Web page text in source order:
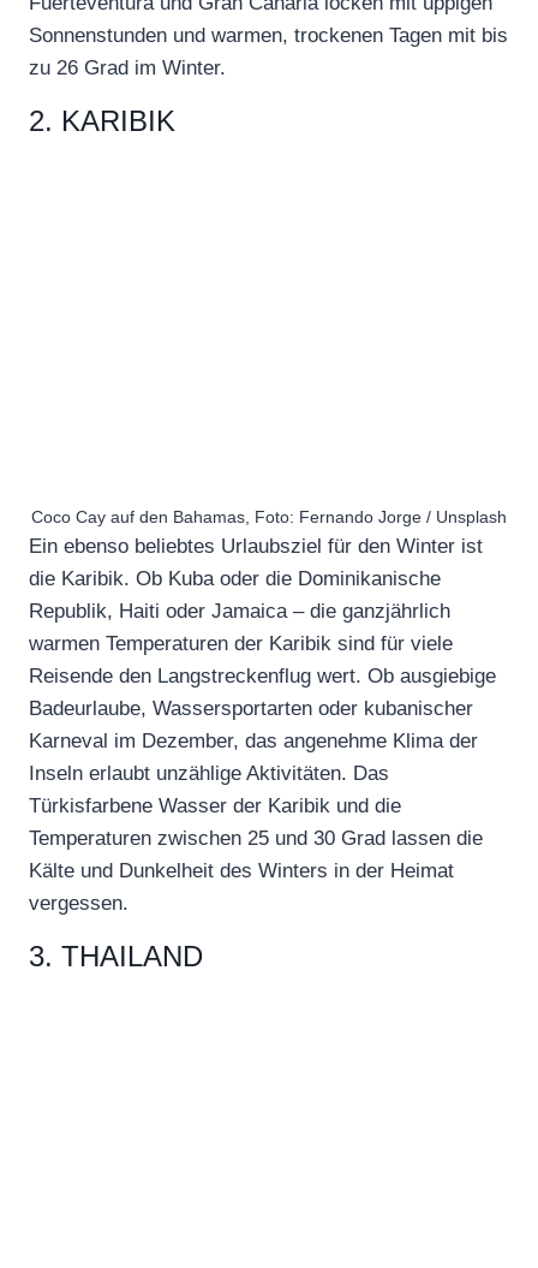
Sonnenstunden und warmen, trockenen Tagen mit bis
zu 26 Grad im Winter.
2. KARIBIK
Coco Cay auf den Bahamas, Foto: Fernando Jorge / Unsplash
Ein ebenso beliebtes Urlaubsziel für den Winter ist
die Karibik. Ob Kuba oder die Dominikanische
Republik, Haiti oder Jamaica – die ganzjährlich
warmen Temperaturen der Karibik sind für viele
Reisende den Langstreckenflug wert. Ob ausgiebige
Badeurlaube, Wassersportarten oder kubanischer
Karneval im Dezember, das angenehme Klima der
Inseln erlaubt unzählige Aktivitäten. Das
Türkisfarbene Wasser der Karibik und die
Temperaturen zwischen 25 und 30 Grad lassen die
Kälte und Dunkelheit des Winters in der Heimat
vergessen.
3. THAILAND